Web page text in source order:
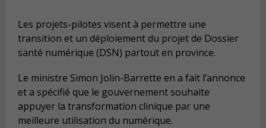
Les projets-pilotes visent à permettre une
transition et un déploiement du projet de Dossier
santé numérique (DSN) partout en province.
Le ministre Simon Jolin-Barrette en a fait l’annonce
et a spécifié que le gouvernement souhaite
appuyer la transformation clinique par une
meilleure utilisation du numérique.